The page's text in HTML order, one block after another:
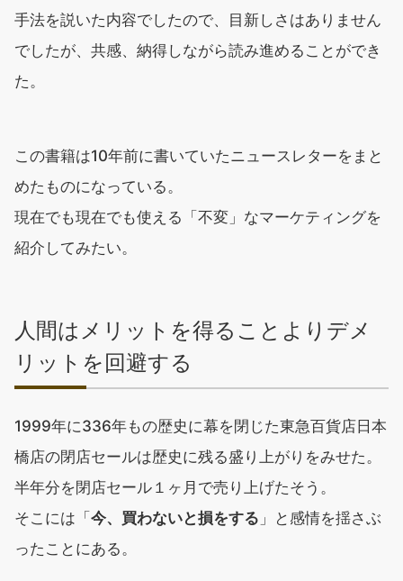
手法を説いた内容でしたので、目新しさはありません
でしたが、共感、納得しながら読み進めることができ
た。
この書籍は10年前に書いていたニュースレターをまと
めたものになっている。
現在でも現在でも使える「不変」なマーケティングを
紹介してみたい。
人間はメリットを得ることよりデメ
リットを回避する
1999年に336年もの歴史に幕を閉じた東急百貨店日本
橋店の閉店セールは歴史に残る盛り上がりをみせた。
半年分を閉店セール１ヶ月で売り上げたそう。
そこには「今、買わないと損をする 」と感情を揺さぶ
ったことにある。